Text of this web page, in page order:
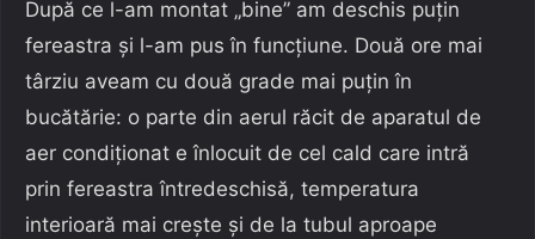
După ce l-am montat „bine” am deschis puțin
fereastra și l-am pus în funcțiune. Două ore mai
târziu aveam cu două grade mai puțin în
bucătărie: o parte din aerul răcit de aparatul de
aer condiționat e înlocuit de cel cald care intră
prin fereastra întredeschisă, temperatura
interioară mai crește și de la tubul aproape